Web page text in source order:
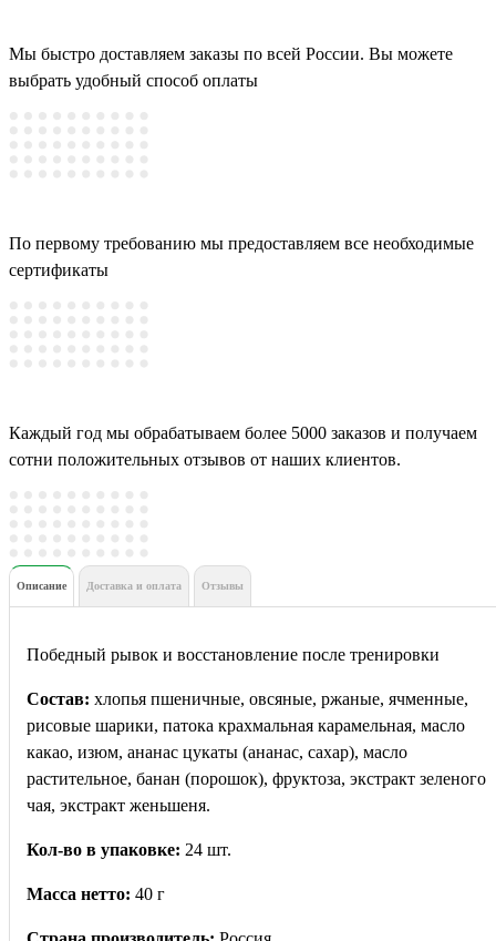
Мы быстро доставляем заказы по всей России. Вы можете
выбрать удобный способ оплаты
По первому требованию мы предоставляем все необходимые
сертификаты
Каждый год мы обрабатываем более 5000 заказов и получаем
сотни положительных отзывов от наших клиентов.
Описание Доставка и оплата Отзывы
Победный рывок и восстановление после тренировки
Состав: хлопья пшеничные, овсяные, ржаные, ячменные,
рисовые шарики, патока крахмальная карамельная, масло
какао, изюм, ананас цукаты (ананас, сахар), масло
растительное, банан (порошок), фруктоза, экстракт зеленого
чая, экстракт женьшеня.
Кол-во в упаковке: 24 шт.
Масса нетто: 40 г